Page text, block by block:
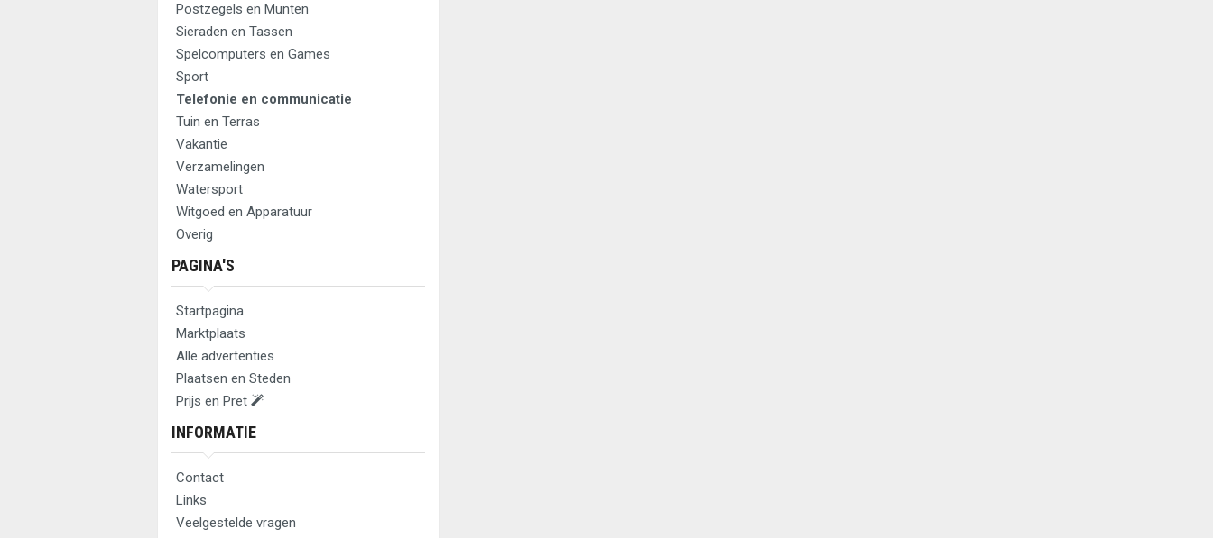
Postzegels en Munten
Sieraden en Tassen
Spelcomputers en Games
Sport
Telefonie en communicatie
Tuin en Terras
Vakantie
Verzamelingen
Watersport
Witgoed en Apparatuur
Overig
PAGINA'S
Startpagina
Marktplaats
Alle advertenties
Plaatsen en Steden
Prijs en Pret
INFORMATIE
Contact
Links
Veelgestelde vragen